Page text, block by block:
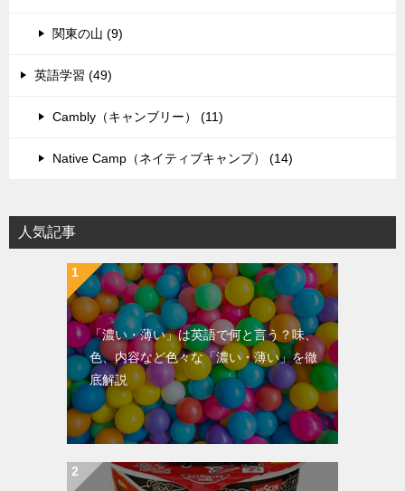
関東の山 (9)
英語学習 (49)
Cambly（キャンブリー） (11)
Native Camp（ネイティブキャンプ） (14)
人気記事
「濃い・薄い」は英語で何と言う？味、
色、内容など色々な「濃い・薄い」を徹
底解説